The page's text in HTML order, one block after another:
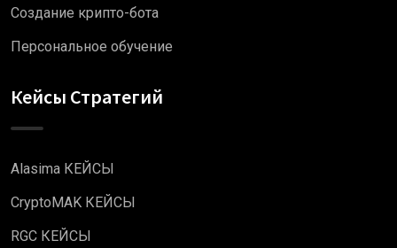
Создание крипто-бота
Персональное обучение
Кейсы Стратегий
Alasima КЕЙСЫ
CryptoMAK КЕЙСЫ
RGC КЕЙСЫ